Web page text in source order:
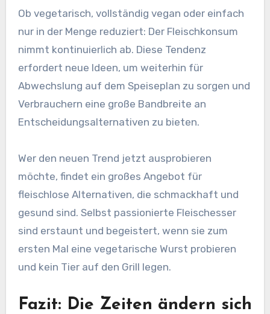
Ob vegetarisch, vollständig vegan oder einfach
nur in der Menge reduziert: Der Fleischkonsum
nimmt kontinuierlich ab. Diese Tendenz
erfordert neue Ideen, um weiterhin für
Abwechslung auf dem Speiseplan zu sorgen und
Verbrauchern eine große Bandbreite an
Entscheidungsalternativen zu bieten.
Wer den neuen Trend jetzt ausprobieren
möchte, findet ein großes Angebot für
fleischlose Alternativen, die schmackhaft und
gesund sind. Selbst passionierte Fleischesser
sind erstaunt und begeistert, wenn sie zum
ersten Mal eine vegetarische Wurst probieren
und kein Tier auf den Grill legen.
Fazit: Die Zeiten ändern sich